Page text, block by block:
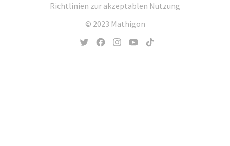
Richtlinien zur akzeptablen Nutzung
© 2023 Mathigon